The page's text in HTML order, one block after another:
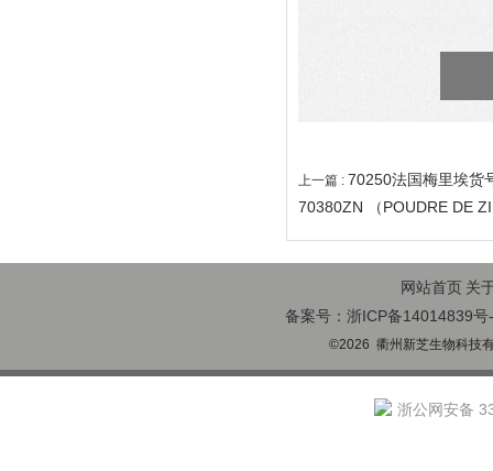
上一篇 : 70250法国梅里埃货
70380ZN （POUDRE DE
网站首页 关
备案号：浙ICP备14014839号
©2026 衢州新芝生物科技
浙公网安备